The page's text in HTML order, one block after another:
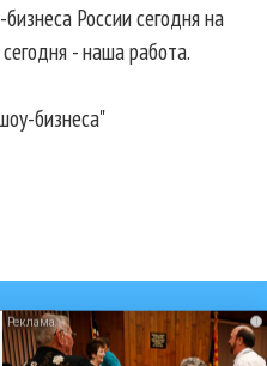
России сегодня на
- наша работа.
бизнеса"
i